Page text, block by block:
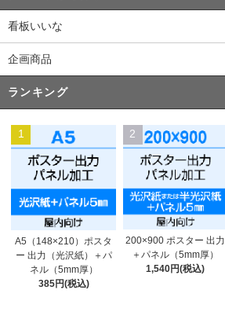
看板いいな
企画商品
ランキング
1
A5（148×210）ポスタ
ー 出力（光沢紙）＋パ
ネル（5mm厚）
385円(税込)
2
200×900 ポスター 出力
＋パネル（5mm厚）
1,540円(税込)